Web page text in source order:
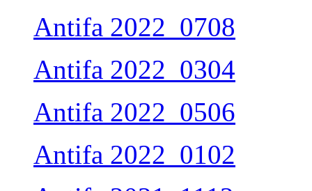
Antifa 2022_0708
Antifa 2022_0304
Antifa 2022_0506
Antifa 2022_0102